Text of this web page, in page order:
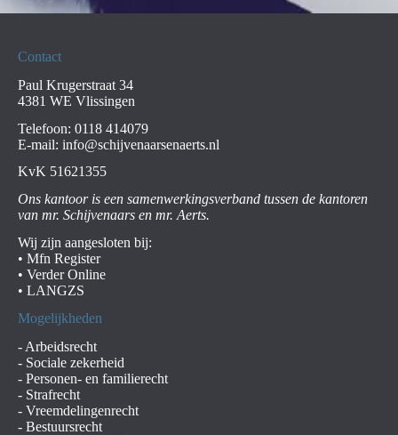
Contact
Paul Krugerstraat 34
4381 WE Vlissingen
Telefoon: 0118 414079
E-mail: info@schijvenaarsenaerts.nl
KvK 51621355
Ons kantoor is een samenwerkingsverband tussen de kantoren
van mr. Schijvenaars en mr. Aerts.
Wij zijn aangesloten bij:
• Mfn Register
• Verder Online
• LANGZS
Mogelijkheden
- Arbeidsrecht
- Sociale zekerheid
- Personen- en familierecht
- Strafrecht
- Vreemdelingenrecht
- Bestuursrecht